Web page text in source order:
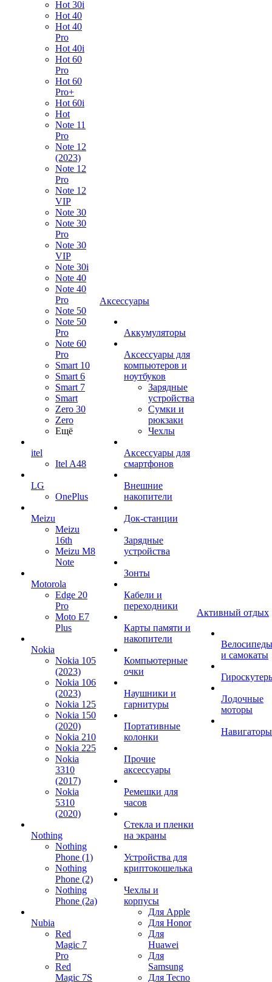
Hot 30i
Hot 40
Hot 40
Pro
Hot 40i
Hot 60
Pro
Hot 60
Pro+
Hot 60i
Hot
Note 11
Pro
Note 12
(2023)
Note 12
Pro
Note 12
VIP
Note 30
Note 30
Pro
Note 30
VIP
Note 30i
Note 40
Note 40
Pro
Note 50
Note 50
Pro
Note 60
Pro
Smart 10
Smart 6
Smart 7
Smart
Zero 30
Zero
Ещё
itel
Itel A48
LG
OnePlus
Meizu
Meizu
16th
Meizu M8
Note
Motorola
Edge 20
Pro
Moto E7
Plus
Nokia
Nokia 105
(2023)
Nokia 106
(2023)
Nokia 125
Nokia 150
(2020)
Nokia 210
Nokia 225
Nokia
3310
(2017)
Nokia
5310
(2020)
Nothing
Nothing
Phone (1)
Nothing
Phone (2)
Nothing
Phone (2a)
Nubia
Red
Magic 7
Pro
Red
Magic 7S
Аксессуары
Аккумуляторы
Аксессуары для
компьютеров и
ноутбуков
Зарядные
устройства
Сумки и
рюкзаки
Чехлы
Аксессуары для
смартфонов
Внешние
накопители
Док-станции
Зарядные
устройства
Зонты
Кабели и
переходники
Карты памяти и
накопители
Компьютерные
очки
Наушники и
гарнитуры
Портативные
колонки
Прочие
аксессуары
Ремешки для
часов
Стекла и пленки
на экраны
Устройства для
криптокошелька
Чехлы и
корпусы
Для Apple
Для Honor
Для
Huawei
Для
Samsung
Для Tecno
Активный отдых
Велосипеды
и самокаты
Лодочные
моторы
Навигаторы